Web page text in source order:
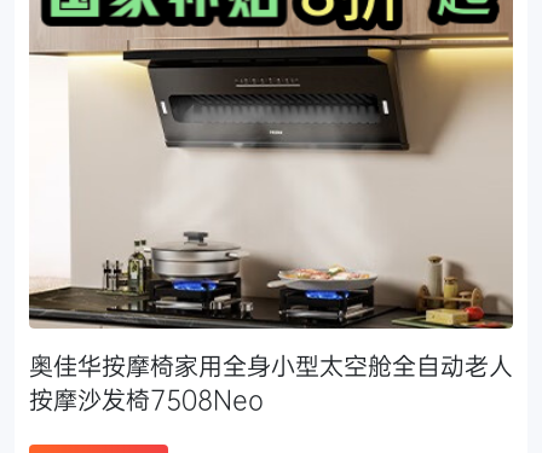
奥佳华按摩椅家用全身小型太空舱全自动老人
按摩沙发椅7508Neo